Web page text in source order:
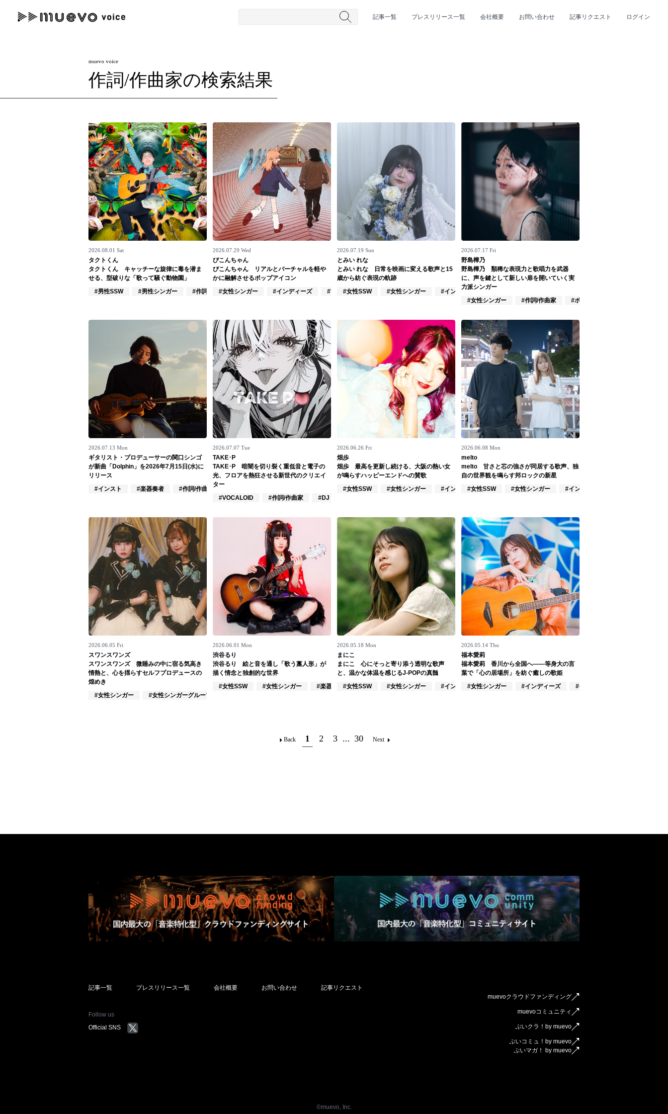
記事一覧 プレスリリース一覧 会社概要 お問い合わせ 記事リクエスト ログイン
#女性SSW #ロック #男性シンガー #HR/HM #女性シンガー #ヒップホップ #男性シンガーグループ #R&B/ソウル
"読者の声を形にする”音楽特化メディア
muevo voice
作詞/作曲家の検索結果
2026.08.01 Sat
タクトくん
タクトくん キャッチーな旋律に毒を潜ま
せる、型破りな「歌って騒ぐ動物園」
#男性SSW
#男性シンガー #作詞/作曲家
2026.07.29 Wed
ぴこんちゃん
ぴこんちゃん リアルとバーチャルを軽や
かに融解させるポップアイコン
#女性シンガー
#インディーズ #VTuber/VSinger
2026.07.19 Sun
とみい れな
とみい れな 日常を映画に変える歌声と15
歳から紡ぐ表現の軌跡
#女性SSW
#女性シンガー #インディーズ
2026.07.17 Fri
野島樺乃
野島樺乃 類稀な表現力と歌唱力を武器
に、声を鍵として新しい扉を開いていく実
力派シンガー
#女性シンガー
#作詞/作曲家 #ポップス
2026.07.13 Mon
ギタリスト・プロデューサーの関口シンゴ
が新曲「Dolphin」を2026年7月15日(水)に
リリース
#インスト
#楽器奏者 #作詞/作曲家
2026.07.07 Tue
TAKE･P
TAKE･P 暗闇を切り裂く重低音と電子の
光、フロアを熱狂させる新世代のクリエイ
ター
#VOCALOID
#作詞/作曲家 #DJ
2026.06.26 Fri
畑歩
畑歩 最高を更新し続ける、大阪の熱い女
が鳴らすハッピーエンドへの賛歌
#女性SSW
#女性シンガー #インディーズ
2026.06.08 Mon
melto
melto 甘さと芯の強さが同居する歌声、独
自の世界観を鳴らす邦ロックの新星
#女性SSW
#女性シンガー #インディーズ
2026.06.05 Fri
スワンスワンズ
スワンスワンズ 微睡みの中に宿る気高き
情熱と、心を揺らすセルフプロデュースの
煌めき
#女性シンガー
#女性シンガーグループ
2026.06.01 Mon
渋谷るり
渋谷るり 絵と音を通し「歌う藁人形」が
描く情念と独創的な世界
#女性SSW
#女性シンガー #楽器奏者
2026.05.18 Mon
まにこ
まにこ 心にそっと寄り添う透明な歌声
と、温かな体温を感じるJ-POPの真髄
#女性SSW
#女性シンガー #インディーズ
2026.05.14 Thu
福本愛莉
福本愛莉 香川から全国へ――等身大の言
葉で「心の居場所」を紡ぐ癒しの歌姫
#女性シンガー
#インディーズ #作詞/作曲家
Back 1 2 3 ... 30 Next
記事一覧 プレスリリース一覧 会社概要 お問い合わせ
記事リクエスト
muevoクラウドファンディング
muevoコミュニティ
ぶいクラ！by muevo
ぶいコミュ！by muevo
ぶいマガ！ by muevo
Follow us
Official SNS
©︎muevo, Inc.